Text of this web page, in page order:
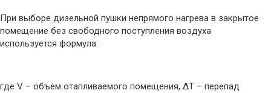
При выборе дизельной пушки непрямого нагрева в закрытое
помещение без свободного поступления воздуха
используется формула:
где V – объем отапливаемого помещения, ΔT – перепад